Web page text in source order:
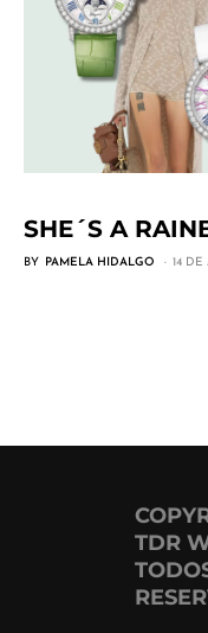
SHE´S A
BY PAMELA HIDALGO 14 DE
TDR